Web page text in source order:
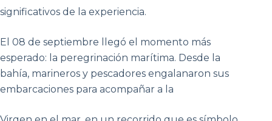
significativos de la experiencia.
El 08 de septiembre llegó el momento más
esperado: la peregrinación marítima. Desde la
bahía, marineros y pescadores engalanaron sus
embarcaciones para acompañar a la